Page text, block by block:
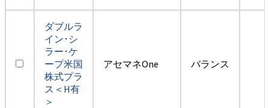
ダブルラ
イン･シ
ラー･ケ
ープ米国
株式プラ
ス＜H有
＞
アセマネOne バランス